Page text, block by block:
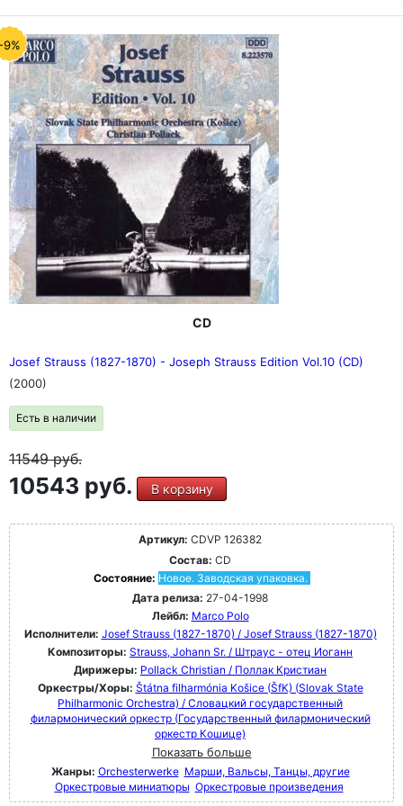
9%
CD
Josef Strauss (1827-1870) - Joseph Strauss Edition Vol.10 (CD)
(2000)
Есть в наличии
11549руб.
10543 руб. В корзину
Артикул: CDVP 126382
Состав: CD
Состояние: Новое. Заводская упаковка.
Дата релиза: 27-04-1998
Лейбл: Marco Polo
Исполнители: Josef Strauss (1827-1870) / Josef Strauss (1827-1870)
Композиторы: Strauss, Johann Sr. / Штраус - отец Иоганн
Дирижеры: Pollack Christian / Поллак Кристиан
Оркестры/Хоры: Štátna filharmónia Košice (ŠfK) (Slovak State
Philharmonic Orchestra) / Словацкий государственный
филармонический оркестр (Государственный филармонический
оркестр Кошице)
Показать больше
Жанры: Orchesterwerke Марши, Вальсы, Танцы, другие
Оркестровые миниатюры Оркестровые произведения